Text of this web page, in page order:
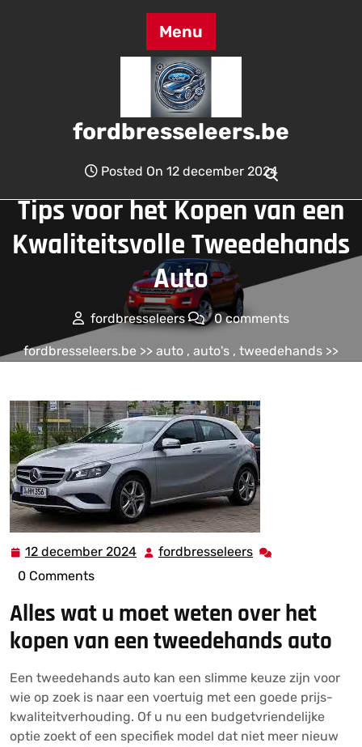
Menu
fordbresseleers.be
Posted On 12 december 2024
Tips voor het Kopen van een
Kwaliteitsvolle Tweedehands
Auto
fordbresseleers 0 comments
fordbresseleers.be >> auto , auto's , tweedehands >>
12 december 2024 12 fordbresseleers fordbresseleers
0 Comments
Alles wat u moet weten over het
kopen van een tweedehands auto
Een tweedehands auto kan een slimme keuze zijn voor
wie op zoek is naar een voertuig met een goede prijs-
kwaliteitverhouding. Of u nu een budgetvriendelijke
optie zoekt of een specifiek model dat niet meer nieuw